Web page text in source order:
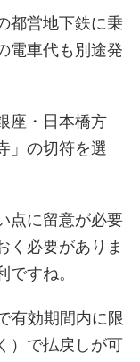
都営地下鉄に乗
電車代も別途発
座・日本橋方
」の切符を選
点に留意が必要
く必要がありま
すね。
有効期間内に限
）で払戻しが可